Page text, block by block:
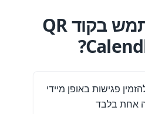
למה להשתמש בקוד QR
פגישות באופן מיידי
אחת בלבד